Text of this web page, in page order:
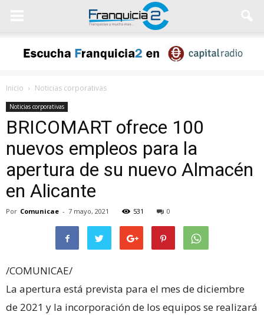
Inicio Noticias corporativas
Noticias corporativas
BRICOMART ofrece 100
nuevos empleos para la
apertura de su nuevo Almacén
en Alicante
Por Comunicae - 7 mayo, 2021 531 0
/COMUNICAE/
La apertura está prevista para el mes de diciembre
de 2021 y la incorporación de los equipos se realizará